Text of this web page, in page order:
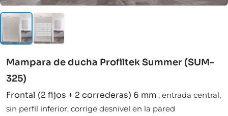
Mampara de ducha Profiltek Summer (SUM-
325)
Frontal (2 fijos + 2 correderas) 6 mm , entrada central,
sin perfil inferior, corrige desnivel en la pared